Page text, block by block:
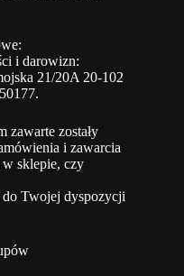
i darowizn:
21/20A 20-102
zawarte zostały
i zawarcia
w sklepie, czy
Twojej dyspozycji